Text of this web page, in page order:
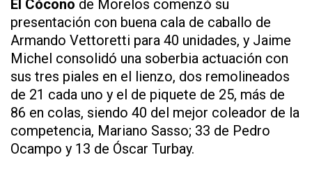
El Cócono de Morelos comenzó su
presentación con buena cala de caballo de
Armando Vettoretti para 40 unidades, y Jaime
Michel consolidó una soberbia actuación con
sus tres piales en el lienzo, dos remolineados
de 21 cada uno y el de piquete de 25, más de
86 en colas, siendo 40 del mejor coleador de la
competencia, Mariano Sasso; 33 de Pedro
Ocampo y 13 de Óscar Turbay.